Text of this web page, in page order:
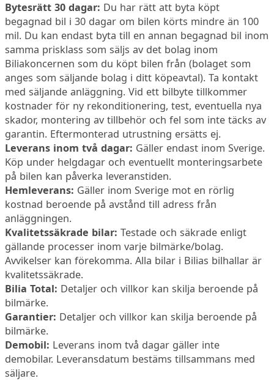
Bytesrätt 30 dagar: Du har rätt att byta köpt
begagnad bil i 30 dagar om bilen körts mindre än 100
mil. Du kan endast byta till en annan begagnad bil inom
samma prisklass som säljs av det bolag inom
Biliakoncernen som du köpt bilen från (bolaget som
anges som säljande bolag i ditt köpeavtal). Ta kontakt
med säljande anläggning. Vid ett bilbyte tillkommer
kostnader för ny rekonditionering, test, eventuella nya
skador, montering av tillbehör och fel som inte täcks av
garantin. Eftermonterad utrustning ersätts ej.
Leverans inom två dagar: Gäller endast inom Sverige.
Köp under helgdagar och eventuellt monteringsarbete
på bilen kan påverka leveranstiden.
Hemleverans: Gäller inom Sverige mot en rörlig
kostnad beroende på avstånd till adress från
anläggningen.
Kvalitetssäkrade bilar: Testade och säkrade enligt
gällande processer inom varje bilmärke/bolag.
Avvikelser kan förekomma. Alla bilar i Bilias bilhallar är
kvalitetssäkrade.
Bilia Total: Detaljer och villkor kan skilja beroende på
bilmärke.
Garantier: Detaljer och villkor kan skilja beroende på
bilmärke.
Demobil: Leverans inom två dagar gäller inte
demobilar. Leveransdatum bestäms tillsammans med
säljare.